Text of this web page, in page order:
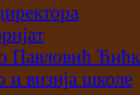
Павловић
и визија школе